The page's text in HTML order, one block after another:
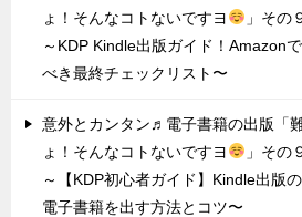
ょ！そんなコトないですヨ
」その
～KDP Kindle出版ガイド！Amazon
べき最終チェックリスト〜
意外とカンタン♬電子書籍の出版「
ょ！そんなコトないですヨ
」その
～【KDP初心者ガイド】Kindle出版
電子書籍を出す方法とコツ〜